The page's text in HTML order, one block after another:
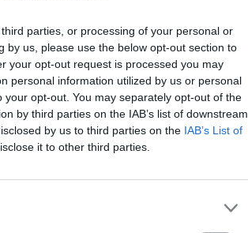
parties, or processing of your personal or
by us, please use the below opt-out section to
your opt-out request is processed you may
personal information utilized by us or personal
opt-out. You may separately opt-out of the
by third parties on the IAB’s list of downstream
by us to third parties on the IAB’s List of
it to other third parties.